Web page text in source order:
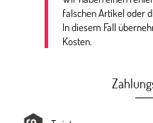
falschen Artikel oder
In diesem Fall
Kosten.